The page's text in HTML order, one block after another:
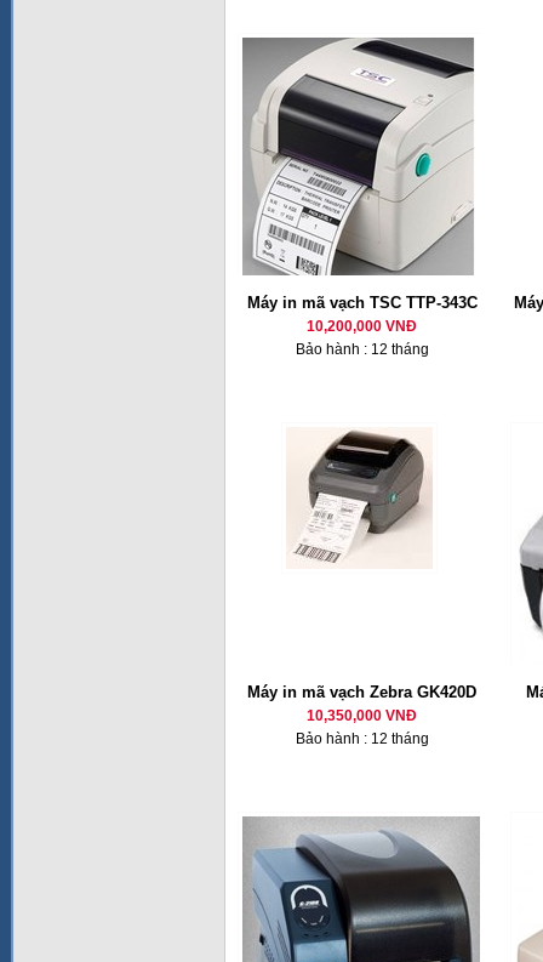
Máy in mã vạch TSC TTP-343C
10,200,000 VNĐ
Bảo hành : 12 tháng
Máy in mã vạch Zebra GK420D
10,350,000 VNĐ
Bảo hành : 12 tháng